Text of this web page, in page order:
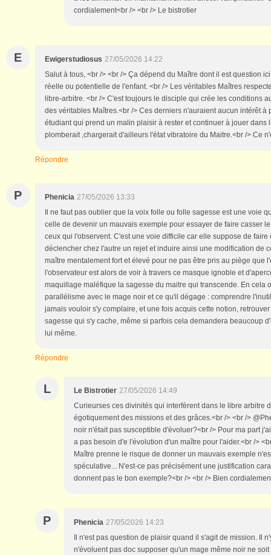
cordialement<br /> <br /> Le bistrotier
E Ewigerstudiosus 27/05/2026 14:22
Salut à tous, <br /> <br /> Ça dépend du Maître dont il est question
réelle ou potentielle de l'enfant. <br /> Les véritables Maîtres
libre-arbitre. <br /> C'est toujours le disciple qui crée les conditions
des véritables Maîtres.<br /> Ces derniers n'auraient aucun intérêt à
étudiant qui prend un malin plaisir à rester et continuer à jouer dans
plomberait ,chargerait d'ailleurs l'état vibratoire du Maitre.<br /> Ce
Répondre
P Phenicia 27/05/2026 13:33
Il ne faut pas oublier que la voix folle ou folle sagesse est une voie
celle de devenir un mauvais exemple pour essayer de faire casser
ceux qui l'observent. C'est une voie difficile car elle suppose de faire
déclencher chez l'autre un rejet et induire ainsi une modification de
maître mentalement fort et élevé pour ne pas être pris au piège que
l'observateur est alors de voir à travers ce masque ignoble et
maquillage maléfique la sagesse du maitre qui transcende. En cela
parallélisme avec le mage noir et ce qu'il dégage : comprendre
jamais vouloir s'y complaire, et une fois acquis cette notion,
sagesse qui s'y cache, même si parfois cela demandera beaucoup
lui même.
Répondre
L Le Bistrotier 27/05/2026 14:49
Curieurses ces divinités qui interfèrent dans le libre arbitre
égotiquement des missions et des grâces.<br /> <br />
noir n'était pas susceptible d'évoluer?<br /> Pour ma part
a pas besoin d'e l'évolution d'un maître pour l'aider.<br />
Maître prenne le risque de donner un mauvais exemple
spéculative... N'est-ce pas précisément une justification
donnent pas le bon exemple?<br /> <br /> Bien
P Phenicia 27/05/2026 14:23
Il n'est pas question de plaisir quand il s'agit de mission. Il
n'évoluent pas doc supposer qu'un mage même noir ne